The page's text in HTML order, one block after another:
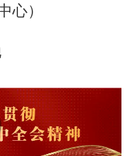
心）